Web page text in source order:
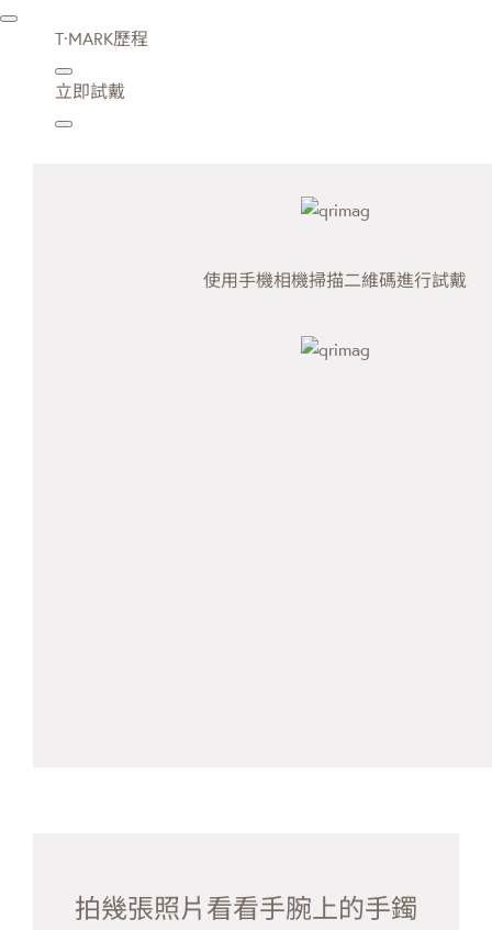
T·MARK歷程
立即試戴
使用手機相機掃描二維碼進行試戴
拍幾張照片看看手腕上的手鐲